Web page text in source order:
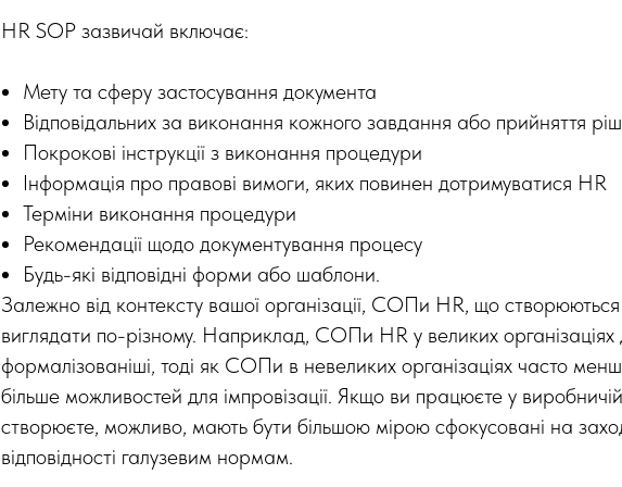
HR SOP зазвичай включає:
Мету та сферу застосування документа
Відповідальних за виконання кожного завдання або прийняття
Покрокові інструкції з виконання процедури
Інформація про правові вимоги, яких повинен дотримуватися HR
Терміни виконання процедури
Рекомендації щодо документування процесу
Будь-які відповідні форми або шаблони.
Залежно від контексту вашої організації, СОПи HR, що
виглядати по-різному. Наприклад, СОПи HR у великих організаціях
формалізованіші, тоді як СОПи в невеликих організаціях часто
більше можливостей для імпровізації. Якщо ви працюєте у
створюєте, можливо, мають бути більшою мірою сфокусовані на
відповідності галузевим нормам.